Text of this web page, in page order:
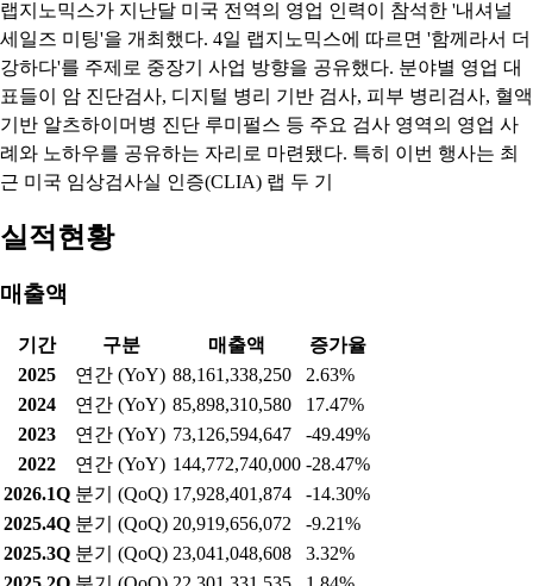
랩지노믹스가 지난달 미국 전역의 영업 인력이 참석한 '내셔널
세일즈 미팅'을 개최했다. 4일 랩지노믹스에 따르면 '함께라서 더
강하다'를 주제로 중장기 사업 방향을 공유했다. 분야별 영업 대
표들이 암 진단검사, 디지털 병리 기반 검사, 피부 병리검사, 혈액
기반 알츠하이머병 진단 루미펄스 등 주요 검사 영역의 영업 사
례와 노하우를 공유하는 자리로 마련됐다. 특히 이번 행사는 최
근 미국 임상검사실 인증(CLIA) 랩 두 기
실적현황
매출액
기간 구분 매출액
증가율
2025
연간 (YoY) 88,161,338,250
2.63%
2024
연간 (YoY) 85,898,310,580
17.47%
2023
연간 (YoY) 73,126,594,647
-49.49%
2022
연간 (YoY) 144,772,740,000 -28.47%
2026.1Q 분기 (QoQ) 17,928,401,874
-14.30%
2025.4Q 분기 (QoQ) 20,919,656,072
-9.21%
2025.3Q 분기 (QoQ) 23,041,048,608
3.32%